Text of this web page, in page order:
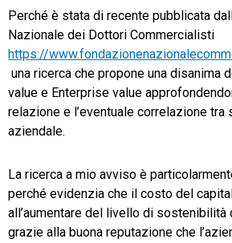
Perché è stata di recente pubblicata
Nazionale dei Dottori Commercialisti
https://
una ricerca che propone una disanima
value e Enterprise value
relazione e l’eventuale correlazione
aziendale.
La ricerca a mio avviso è
perché evidenzia che il costo del
all’aumentare del livello di sostenibilità
grazie alla buona reputazione che